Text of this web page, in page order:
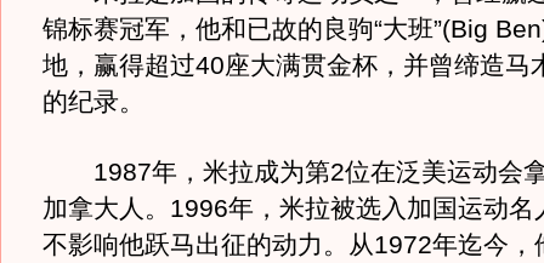
锦标赛冠军，他和已故的良驹“大班”(Big
地，赢得超过40座大满贯金杯，并曾缔造马
的纪录。
1987年，米拉成为第2位在泛美运动会
加拿大人。1996年，米拉被选入加国运动名
不影响他跃马出征的动力。从1972年迄今，